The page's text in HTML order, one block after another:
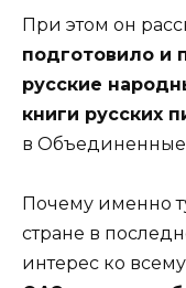
При этом он
подготовило и
русские
книги русских
в
Почему именно
стране в
интерес ко